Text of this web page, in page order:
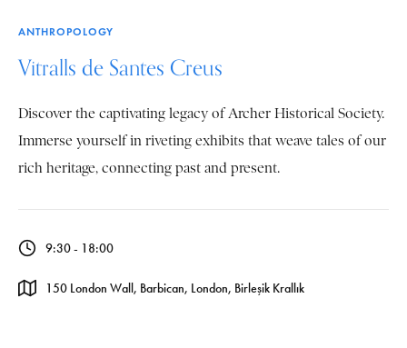
ANTHROPOLOGY
Vitralls de Santes Creus
Discover the captivating legacy of Archer Historical Society.
Immerse yourself in riveting exhibits that weave tales of our
rich heritage, connecting past and present.
9:30 - 18:00
150 London Wall, Barbican, London, Birleşik Krallık